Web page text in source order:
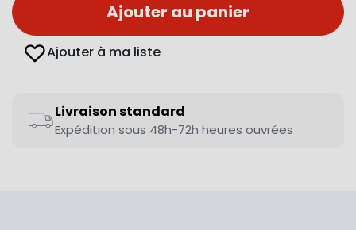
Ajouter au panier
Ajouter à ma liste
Livraison standard
Expédition sous 48h-72h heures ouvrées